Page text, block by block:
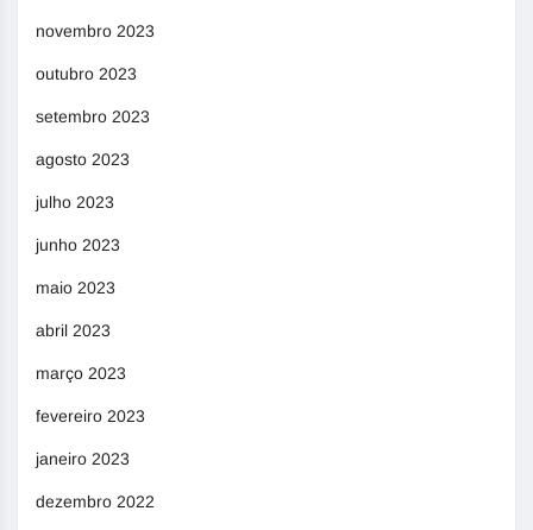
novembro 2023
outubro 2023
setembro 2023
agosto 2023
julho 2023
junho 2023
maio 2023
abril 2023
março 2023
fevereiro 2023
janeiro 2023
dezembro 2022